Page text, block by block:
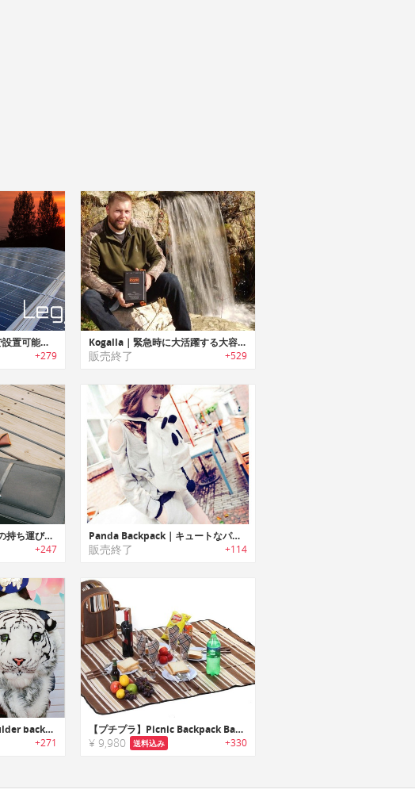
Legion Solar 2｜自分で設置可能なDIYソーラーパネルシステム「リージョンソーラー2」
+279
Kogalla｜緊急時に大活躍する大容量ポータブル太陽光発電パワーバンク「コガーラ」
販売終了 +529
Moovy Bag｜デバイスの持ち運びに最適なオールインワンハイテクガジェットバッグ「ムービーバッグ」
+247
Panda Backpack｜キュートなパンダデザインバックパック
販売終了 +114
Plush tiger head shoulder backpack｜リアルなタイガーバックパック
+271
【プチプラ】Picnic Backpack Bag｜ピクニックに必要なアイテムが入っているオールインワンバックパック
¥ 9,980 送料込み +330